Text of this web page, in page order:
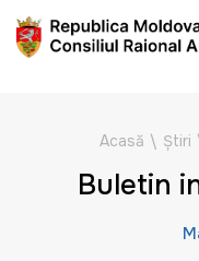
Acasă \ Știri
Buletin